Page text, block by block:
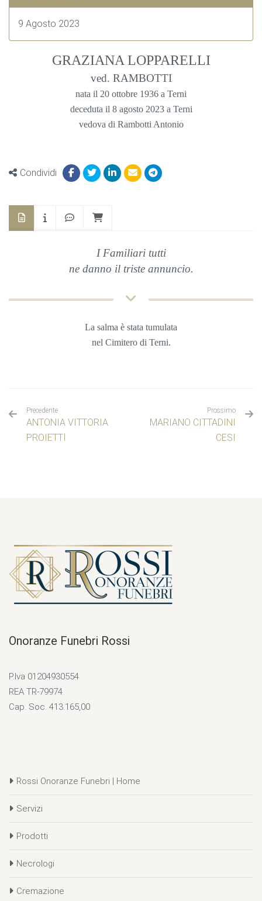
9 Agosto 2023
GRAZIANA LOPPARELLI
ved. RAMBOTTI
nata il 20 ottobre 1936 a Terni
deceduta il 8 agosto 2023 a Terni
vedova di Rambotti Antonio
Condividi
I Familiari tutti
ne danno il triste annuncio.
La salma è stata tumulata
nel Cimitero di Terni.
Precedente
ANTONIA VITTORIA
PROIETTI
Prossimo
MARIANO CITTADINI
CESI
Onoranze Funebri Rossi
P.Iva 01204930554
REA TR-79974
Cap. Soc. 413.165,00
Rossi Onoranze Funebri | Home
Servizi
Prodotti
Necrologi
Cremazione